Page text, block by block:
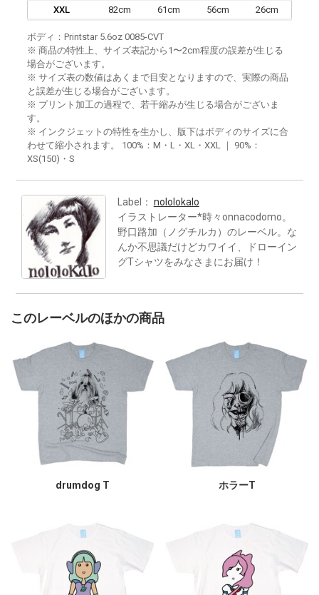
XXL 82cm 61cm 56cm 26cm
ボディ：Printstar 5.6oz 0085-CVT
※ 商品の特性上、サイズ表記から1〜2cm程度の誤差が生じる
場合がございます。
※ サイズ表の数値はあくまで目安となりますので、実際の商品
と誤差が生じる場合がございます。
※ プリント加工の過程で、若干縮みが生じる場合がございま
す。
※ インクジェットの特性を生かし、版下はボディのサイズに合
わせて縮小されます。 100%：M・L・XL・XXL ｜ 90%：
XS(150)・S
Label： nololokalo
イラストレーター*時々onnacodomo。
野口路加（ノグチルカ）のレーベル。な
んか不思議だけどカワイイ、ドローイン
グTシャツをみなさまにお届け！
このレーベルのほかの商品
drumdog T ホラーT